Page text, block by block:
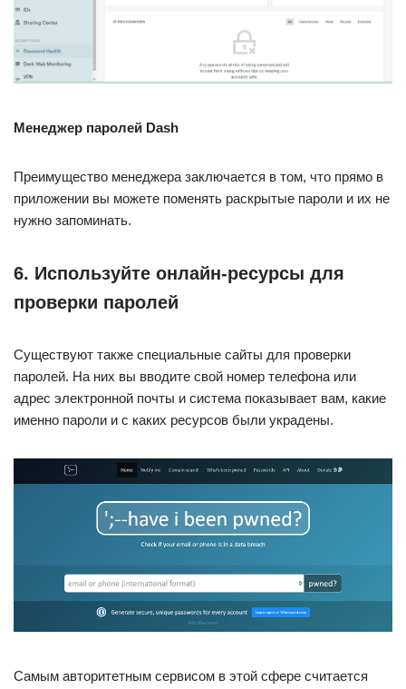
Менеджер паролей Dash
Преимущество менеджера заключается в том, что прямо в
приложении вы можете поменять раскрытые пароли и их не
нужно запоминать.
6. Используйте онлайн-ресурсы для
проверки паролей
Существуют также специальные сайты для проверки
паролей. На них вы вводите свой номер телефона или
адрес электронной почты и система показывает вам, какие
именно пароли и с каких ресурсов были украдены.
Самым авторитетным сервисом в этой сфере считается